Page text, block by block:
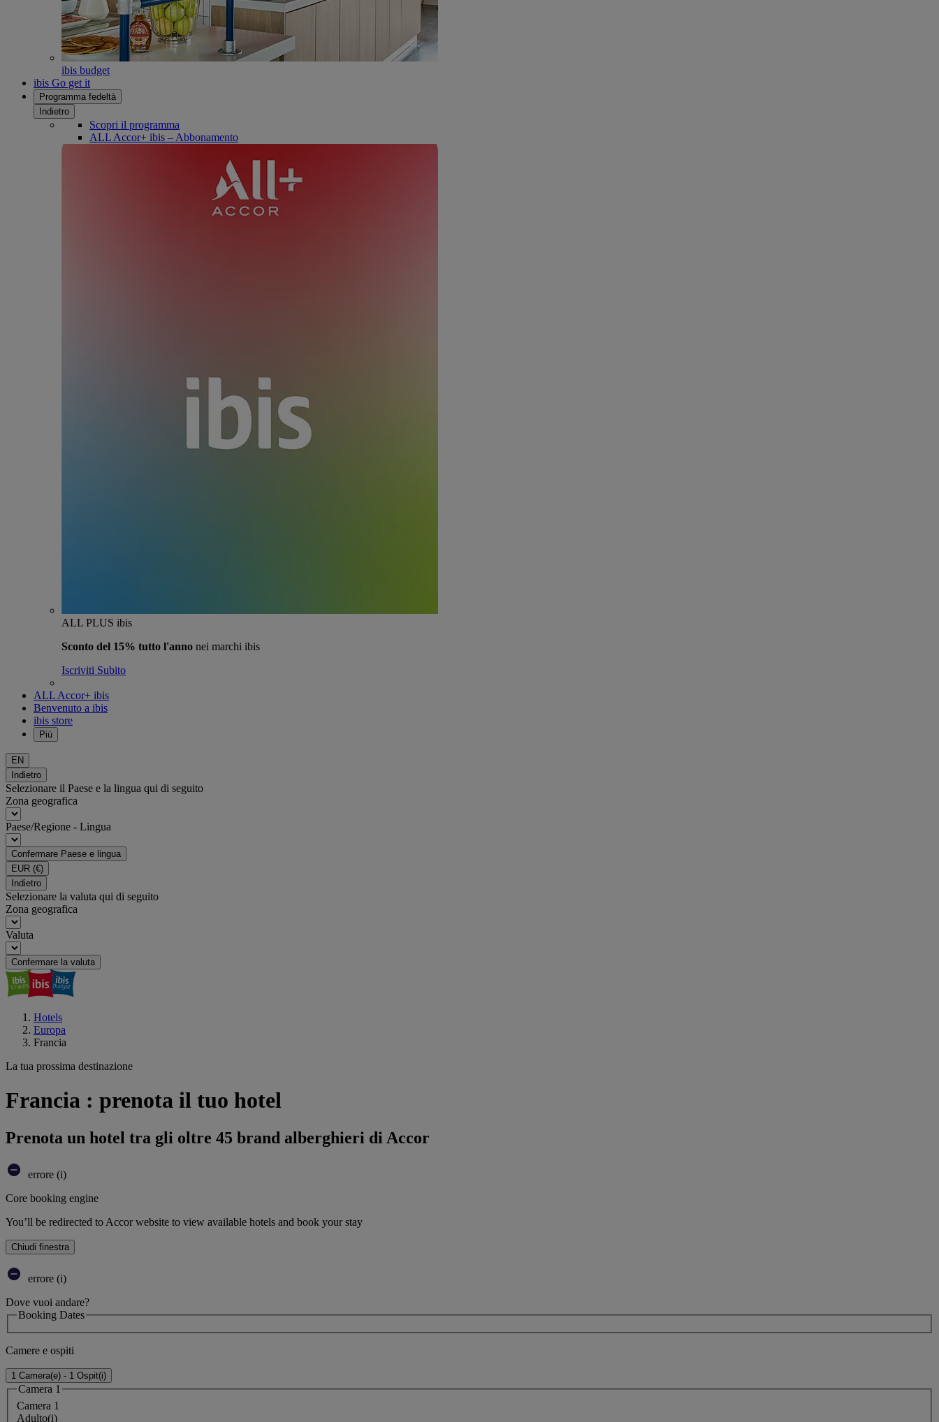
ibis budget
ibis Go get it
Programma fedeltà
Indietro
Scopri il programma
ALL Accor+ ibis – Abbonamento
ALL PLUS ibis
Sconto del 15% tutto l'anno nei marchi ibis
Iscriviti Subito
ALL Accor+ ibis
Benvenuto a ibis
ibis store
Più
EN
Indietro
Selezionare il Paese e la lingua qui di seguito
Zona geografica
Paese/Regione - Lingua
Confermare Paese e lingua
EUR (€)
Indietro
Selezionare la valuta qui di seguito
Zona geografica
Valuta
Confermare la valuta
Hotels
Europa
Francia
La tua prossima destinazione
Francia : prenota il tuo hotel
Prenota un hotel tra gli oltre 45 brand alberghieri di Accor
errore (i)
Core booking engine
You’ll be redirected to Accor website to view available hotels and book your stay
Chiudi finestra
errore (i)
Dove vuoi andare?
Booking Dates
Camere e ospiti
1 Camera(e) - 1 Ospit(i)
Camera 1
Camera 1
Adulto(i)